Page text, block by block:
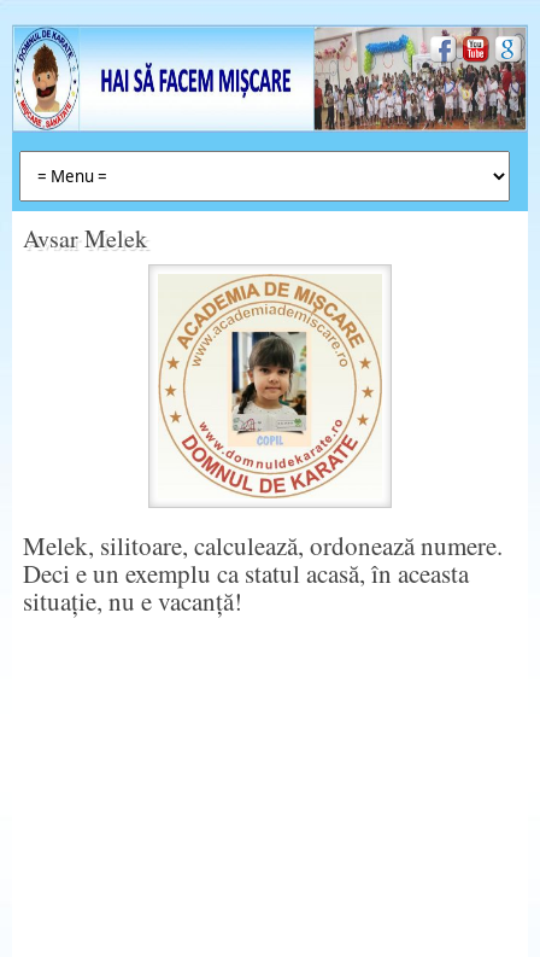
Avsar Melek
Melek, silitoare, calculează, ordonează numere.
Deci e un exemplu ca statul acasă, în aceasta
situație, nu e vacanță!